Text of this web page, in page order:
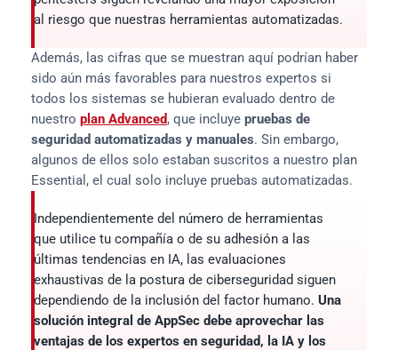
al riesgo que nuestras herramientas automatizadas.
Además, las cifras que se muestran aquí podrían haber
sido aún más favorables para nuestros expertos si
todos los sistemas se hubieran evaluado dentro de
nuestro plan Advanced, que incluye pruebas de
seguridad automatizadas y manuales. Sin embargo,
algunos de ellos solo estaban suscritos a nuestro plan
Essential, el cual solo incluye pruebas automatizadas.
Independientemente del número de herramientas
que utilice tu compañía o de su adhesión a las
últimas tendencias en IA, las evaluaciones
exhaustivas de la postura de ciberseguridad siguen
dependiendo de la inclusión del factor humano. Una
solución integral de AppSec debe aprovechar las
ventajas de los expertos en seguridad, la IA y los